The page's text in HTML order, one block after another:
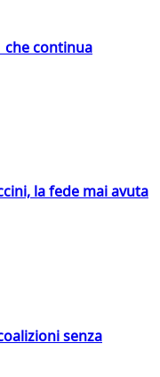
che continua
la fede mai avuta
senza